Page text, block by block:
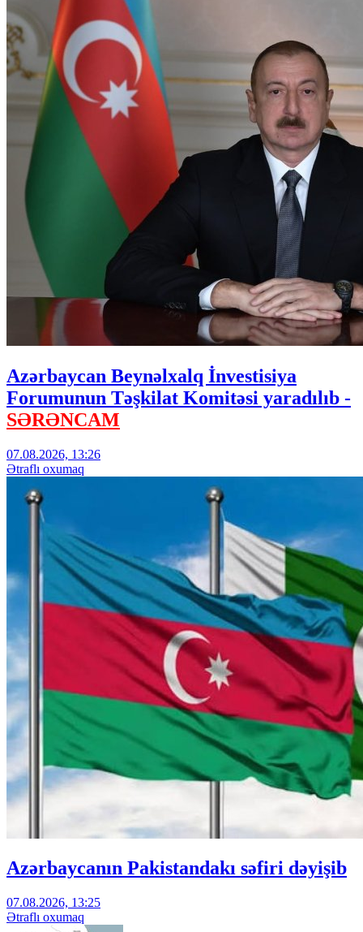
Azərbaycan Beynəlxalq İnvestisiya
Forumunun Təşkilat Komitəsi yaradılıb -
SƏRƏNCAM
07.08.2026, 13:26
Ətraflı oxumaq
Azərbaycanın Pakistandakı səfiri dəyişib
07.08.2026, 13:25
Ətraflı oxumaq